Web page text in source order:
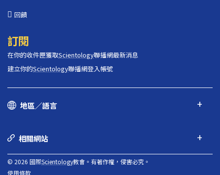
回饋
訂閱
在你的收件匣獲取Scientology聯播網最新消息
建立你的Scientology聯播網登入帳號
地區／語言
相關網站
© 2026 國際Scientology教會。有著作權，侵害必究。
使用條款